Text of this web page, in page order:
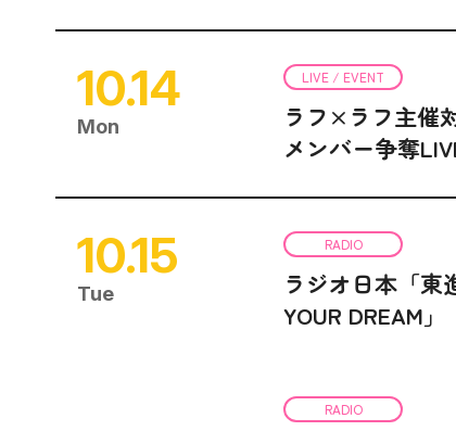
10.14
Mon
LIVE / EVENT
ラフ×ラフ主催
メンバー争奪
10.15
Tue
RADIO
ラジオ日本「東
YOUR DREAM」
RADIO